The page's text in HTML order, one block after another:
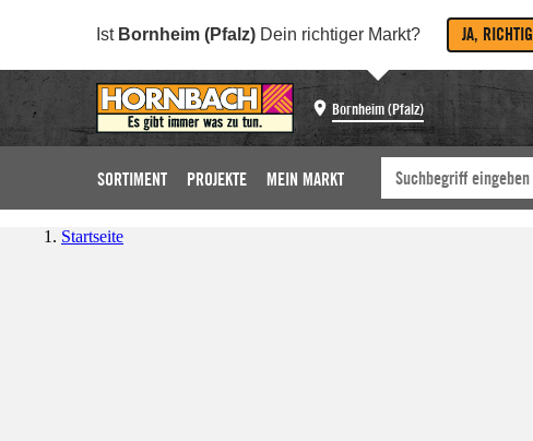
Ist Bornheim (Pfalz) Dein richtiger Markt? JA, RICHTIG
Bornheim (Pfalz)
SORTIMENT PROJEKTE MEIN MARKT
Startseite